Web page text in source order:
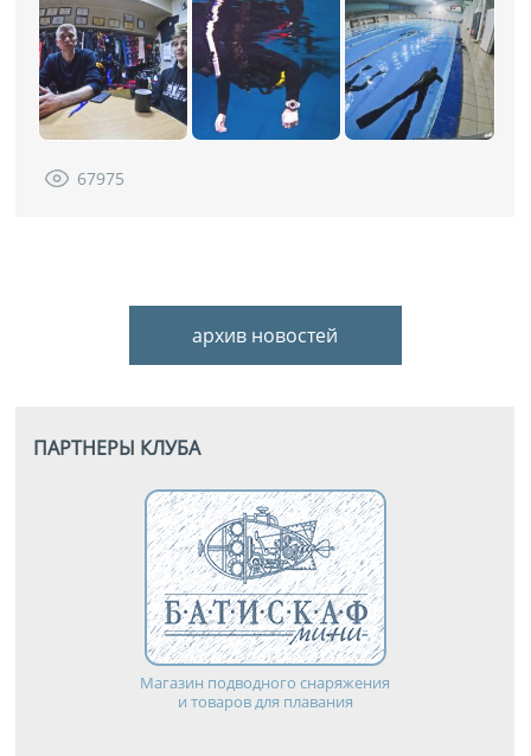
67975
архив новостей
ПАРТНЕРЫ КЛУБА
Магазин подводного снаряжения
и товаров для плавания